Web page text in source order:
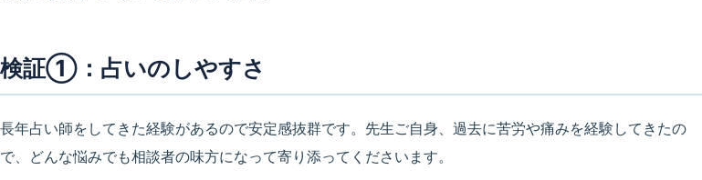
検証①：占いのしやすさ
長年占い師をしてきた経験があるので安定感抜群です。先生ご自身、過去に苦労や痛みを経験してきたの
で、どんな悩みでも相談者の味方になって寄り添ってくださいます。